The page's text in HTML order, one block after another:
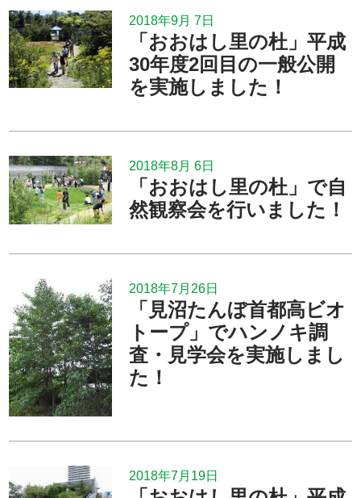
2018年9月 7日
「おおはし里の杜」平成
30年度2回目の一般公開
を実施しました！
2018年8月 6日
「おおはし里の杜」で自
然観察会を行いました！
2018年7月26日
「見沼たんぼ首都高ビオ
トープ」でハンノキ調
査・見学会を実施しまし
た！
2018年7月19日